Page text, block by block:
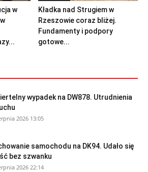
w
Kładka nad Strugiem w
Rzeszowie coraz bliżej.
Fundamenty i podpory
gotowe...
wypadek na DW878. Utrudnienia
2026 13:05
samochodu na DK94. Udało się
bez szwanku
2026 22:14